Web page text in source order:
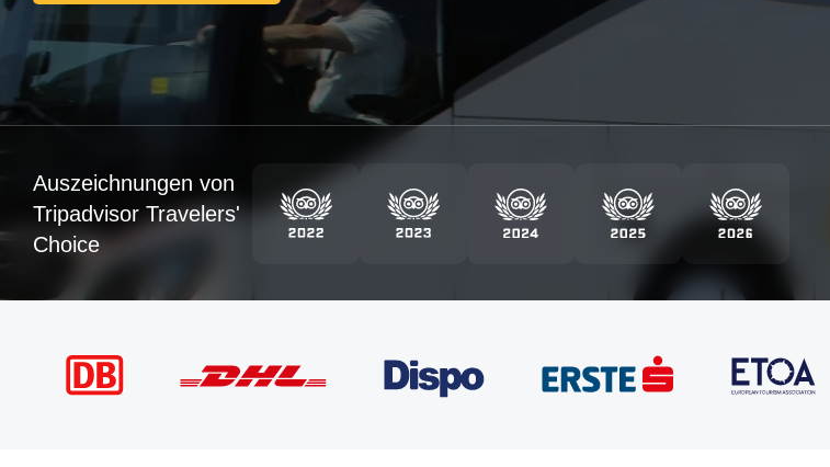
Auszeichnungen von
Tripadvisor Travelers'
Choice